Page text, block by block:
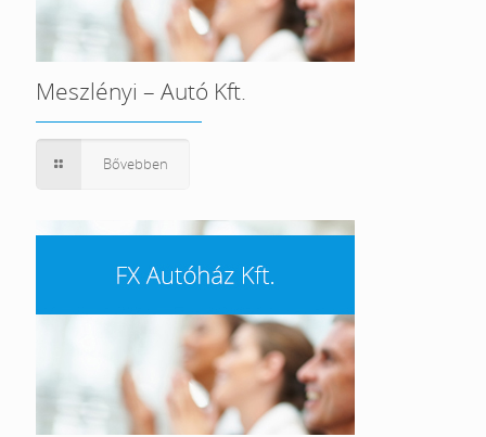
Meszlényi – Autó Kft.
Bővebben